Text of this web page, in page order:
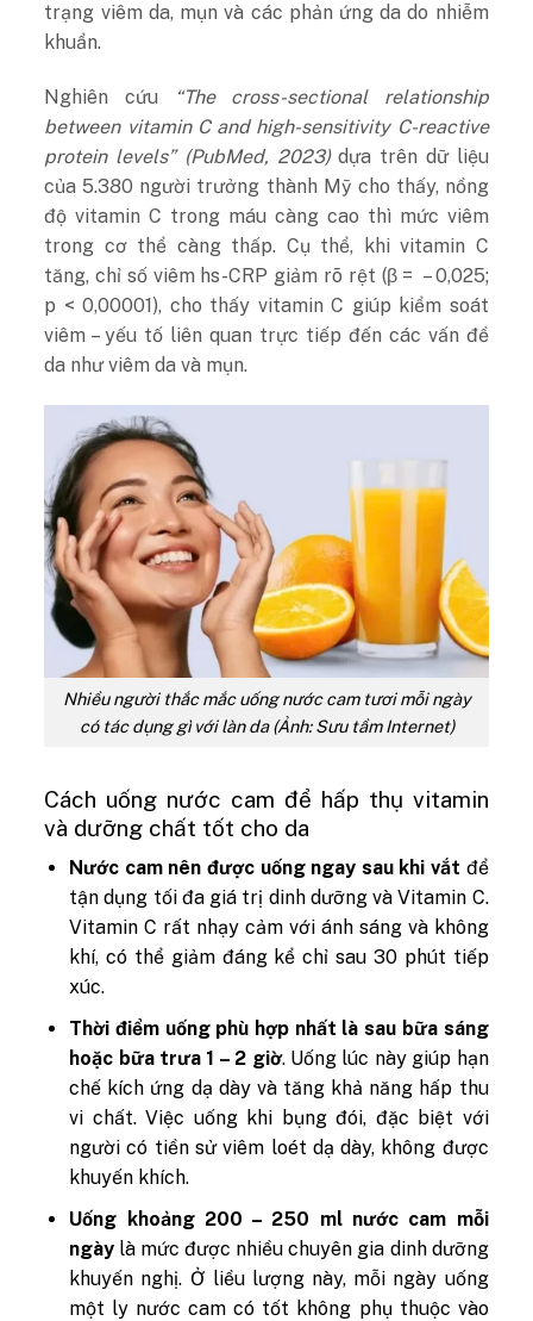
trạng viêm da, mụn và các phản ứng da do nhiễm
khuẩn.
Nghiên cứu
“The cross-sectional relationship
between vitamin C and high-sensitivity C-reactive
protein levels” (PubMed, 2023)dựa trên dữ liệu
của 5.380 người trưởng thành Mỹ cho thấy, nồng
độ vitamin C trong máu càng cao thì mức viêm
trong cơ thể càng thấp. Cụ thể, khi vitamin C
tăng, chỉ số viêm hs-CRP giảm rõ rệt (β = – 0,025;
p < 0,00001), cho thấy vitamin C giúp kiểm soát
viêm – yếu tố liên quan trực tiếp đến các vấn đề
da như viêm da và mụn.
Nhiều người thắc mắc uống nước cam tươi mỗi ngày
có tác dụng gì với làn da (Ảnh: Sưu tầm Internet)
Cách uống nước cam để hấp thụ vitamin
và dưỡng chất tốt cho da
Nước cam nên được uống ngay sau khi vắt để
tận dụng tối đa giá trị dinh dưỡng và Vitamin C.
Vitamin C rất nhạy cảm với ánh sáng và không
khí, có thể giảm đáng kể chỉ sau 30 phút tiếp
xúc.
Thời điểm uống phù hợp nhất là sau bữa sáng
hoặc bữa trưa 1 – 2 giờ. Uống lúc này giúp hạn
chế kích ứng dạ dày và tăng khả năng hấp thu
vi chất. Việc uống khi bụng đói, đặc biệt với
người có tiền sử viêm loét dạ dày, không được
khuyến khích.
Uống khoảng 200 – 250 ml nước cam mỗi
ngày là mức được nhiều chuyên gia dinh dưỡng
khuyến nghị. Ở liều lượng này, mỗi ngày uống
một ly nước cam có tốt không phụ thuộc vào